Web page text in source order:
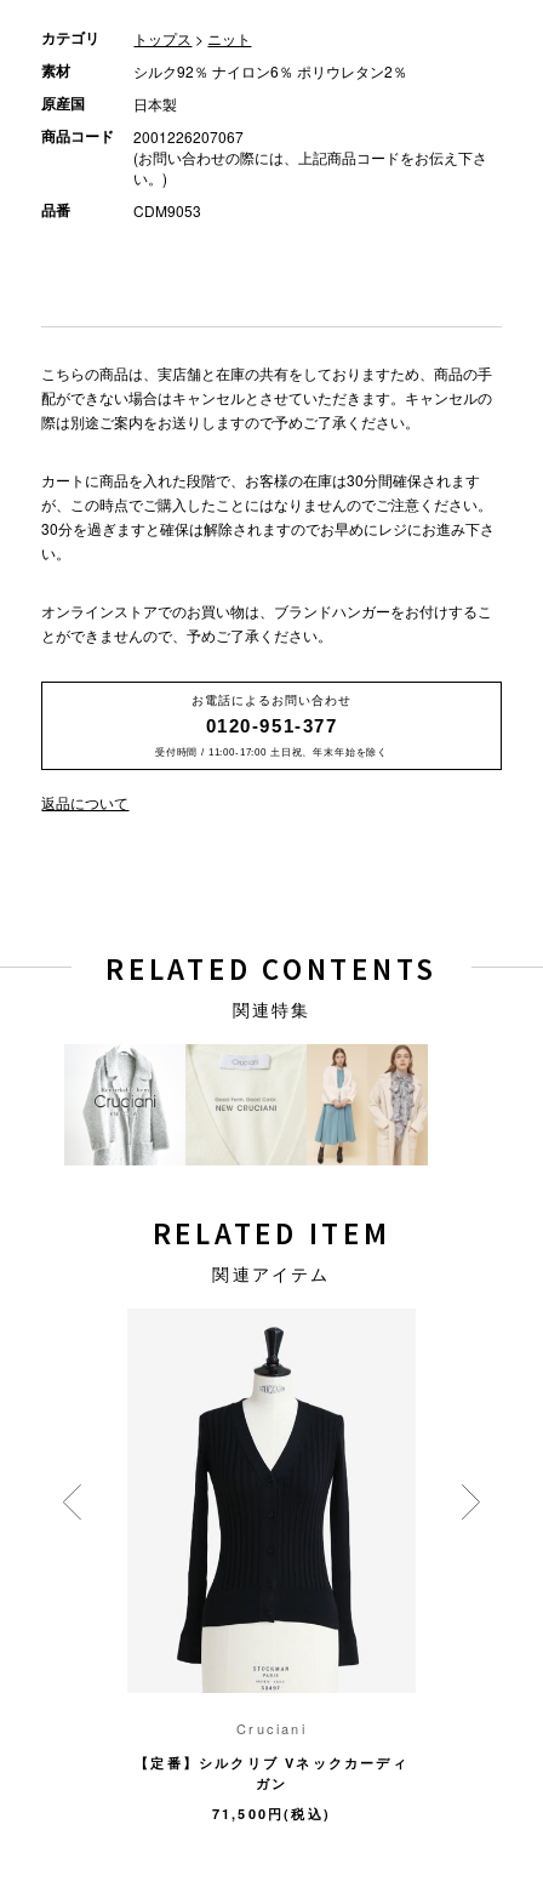
カテゴリ トップス > ニット
素材 シルク92％ ナイロン6％ ポリウレタン2％
原産国 日本製
商品コード
2001226207067
(お問い合わせの際には、上記商品コードをお伝え下さ
い。)
品番 CDM9053
こちらの商品は、実店舗と在庫の共有をしておりますため、商品の手
配ができない場合はキャンセルとさせていただきます。キャンセルの
際は別途ご案内をお送りしますので予めご了承ください。
カートに商品を入れた段階で、お客様の在庫は30分間確保されます
が、この時点でご購入したことにはなりませんのでご注意ください。
30分を過ぎますと確保は解除されますのでお早めにレジにお進み下さ
い。
オンラインストアでのお買い物は、ブランドハンガーをお付けするこ
とができませんので、予めご了承ください。
お電話によるお問い合わせ
0120-951-377
受付時間 / 11:00-17:00 土日祝、年末年始を除く
返品について
RELATED CONTENTS
関連特集
RELATED ITEM
関連アイテム
Cruciani
【定番】シルクリブ Vネックカーディ
ガン
71,500円(税込)